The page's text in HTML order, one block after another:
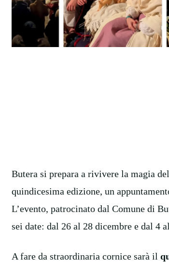
Butera si prepara a rivivere la magia
quindicesima edizione, un
L’evento, patrocinato dal Comune di
sei date: dal 26 al 28 dicembre e dal 4
A fare da straordinaria cornice sarà il